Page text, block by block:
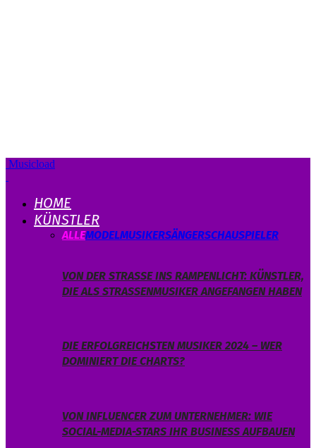
Musicload
HOME
KÜNSTLER
ALLEMODELMUSIKERSÄNGERSCHAUSPIELER
VON DER STRASSE INS RAMPENLICHT: KÜNSTLER, D
IE ALS STRASSENMUSIKER ANGEFANGEN HABEN
DIE ERFOLGREICHSTEN MUSIKER 2024 – WER
DOMINIERT DIE CHARTS?
VON INFLUENCER ZUM UNTERNEHMER: WIE
SOCIAL-MEDIA-STARS IHR BUSINESS AUFBAUEN